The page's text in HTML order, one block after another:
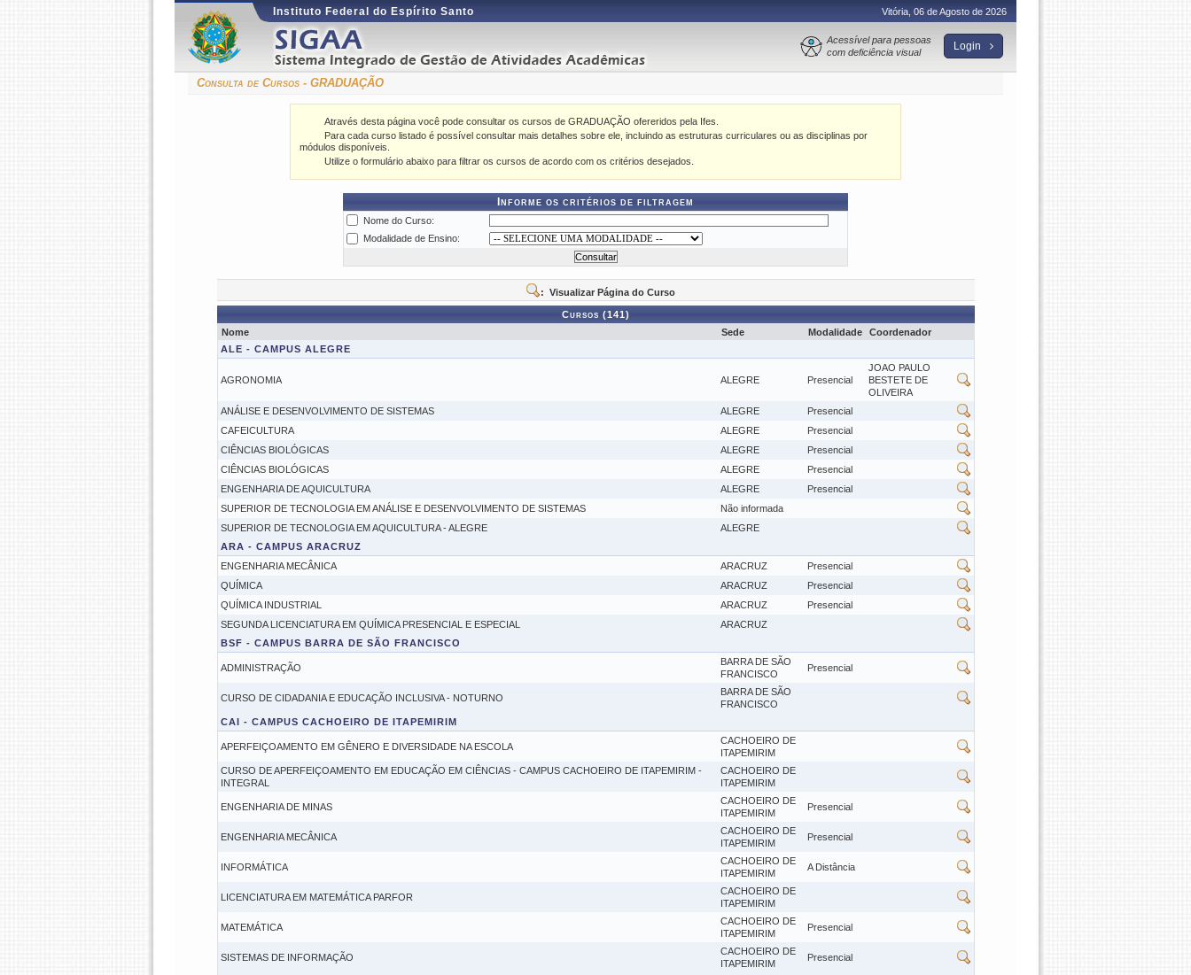
Instituto Federal do Espírito Santo Vitória, 06 de Agosto de 2026
Acessível para pessoas
com deficiência visual
Login
Consulta de Cursos - GRADUAÇÃO
Através desta página você pode consultar os cursos de GRADUAÇÃO ofereridos pela Ifes.
Para cada curso listado é possível consultar mais detalhes sobre ele, incluindo as estruturas curriculares ou as disciplinas por
módulos disponíveis.
Utilize o formulário abaixo para filtrar os cursos de acordo com os critérios desejados.
Informe os critérios de filtragem
Nome do Curso:
Modalidade de Ensino:
: Visualizar Página do Curso
Cursos (141)
Nome
Sede Modalidade
Coordenador
ALE - CAMPUS ALEGRE
AGRONOMIA ALEGRE Presencial
JOAO PAULO
BESTETE DE
OLIVEIRA
ANÁLISE E DESENVOLVIMENTO DE SISTEMAS
ALEGRE
Presencial
CAFEICULTURA
ALEGRE
Presencial
CIÊNCIAS BIOLÓGICAS
ALEGRE
Presencial
CIÊNCIAS BIOLÓGICAS
ALEGRE
Presencial
ENGENHARIA DE AQUICULTURA
ALEGRE
Presencial
SUPERIOR DE TECNOLOGIA EM ANÁLISE E DESENVOLVIMENTO DE SISTEMAS
Não informada
SUPERIOR DE TECNOLOGIA EM AQUICULTURA - ALEGRE
ALEGRE
ARA - CAMPUS ARACRUZ
ENGENHARIA MECÂNICA
ARACRUZ
Presencial
QUÍMICA
ARACRUZ
Presencial
QUÍMICA INDUSTRIAL
ARACRUZ
Presencial
SEGUNDA LICENCIATURA EM QUÍMICA PRESENCIAL E ESPECIAL
ARACRUZ
BSF - CAMPUS BARRA DE SÃO FRANCISCO
ADMINISTRAÇÃO
BARRA DE SÃO
FRANCISCO
Presencial
CURSO DE CIDADANIA E EDUCAÇÃO INCLUSIVA - NOTURNO
BARRA DE SÃO
FRANCISCO
CAI - CAMPUS CACHOEIRO DE ITAPEMIRIM
APERFEIÇOAMENTO EM GÊNERO E DIVERSIDADE NA ESCOLA
CACHOEIRO DE
ITAPEMIRIM
CURSO DE APERFEIÇOAMENTO EM EDUCAÇÃO EM CIÊNCIAS - CAMPUS CACHOEIRO DE ITAPEMIRIM -
INTEGRAL
CACHOEIRO DE
ITAPEMIRIM
ENGENHARIA DE MINAS
CACHOEIRO DE
ITAPEMIRIM
Presencial
ENGENHARIA MECÂNICA
CACHOEIRO DE
ITAPEMIRIM
Presencial
INFORMÁTICA
CACHOEIRO DE
ITAPEMIRIM
A Distância
LICENCIATURA EM MATEMÁTICA PARFOR
CACHOEIRO DE
ITAPEMIRIM
MATEMÁTICA
CACHOEIRO DE
ITAPEMIRIM
Presencial
SISTEMAS DE INFORMAÇÃO
CACHOEIRO DE
ITAPEMIRIM
Presencial